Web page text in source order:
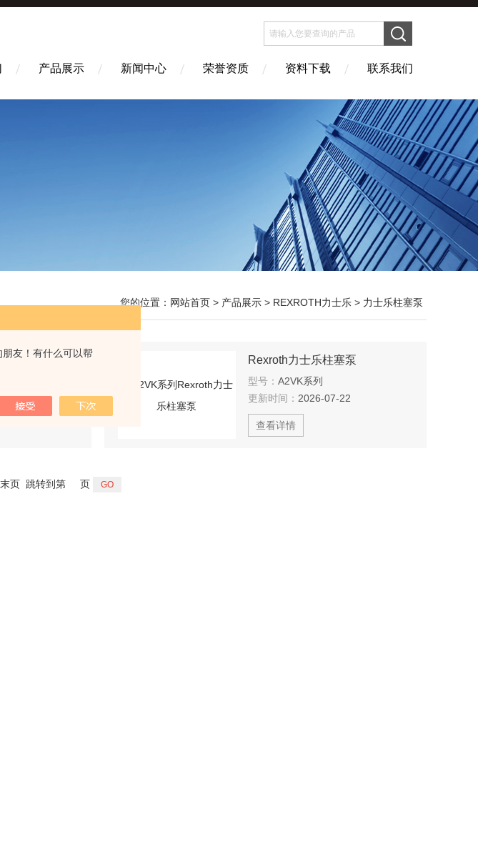
友！有什么可以帮
产品展示 新闻中心 荣誉资质 资料下载 联系我们
您的位置： 网站首页 > 产品展示 > REXROTH力士乐 > 力士乐柱塞泵
REXROTH力士乐柱塞泵详细参数
22
Rexroth力士乐柱塞泵
型号： A2VK系列
更新时间： 2026-07-22
查看详情
页 跳转到第 页